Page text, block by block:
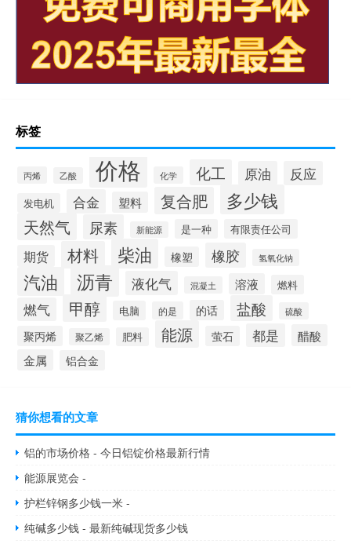
标签
丙烯 乙酸 价格 化学 化工 原油 反应
发电机 合金 塑料 复合肥 多少钱
天然气 尿素 新能源 是一种 有限责任公司
期货 材料 柴油 橡塑 橡胶 氢氧化钠
汽油 沥青 液化气 混凝土 溶液 燃料
燃气 甲醇 电脑 的是 的话 盐酸 硫酸
聚丙烯 聚乙烯 肥料 能源 萤石 都是 醋酸
金属 铝合金
猜你想看的文章
铝的市场价格 - 今日铝锭价格最新行情
能源展览会 -
护栏锌钢多少钱一米 -
纯碱多少钱 - 最新纯碱现货多少钱